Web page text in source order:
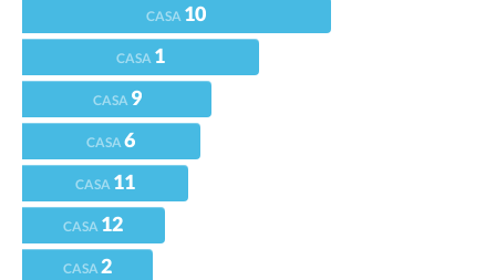
CASA 10
CASA 1
CASA 9
CASA6
CASA 11
CASA 12
CASA2